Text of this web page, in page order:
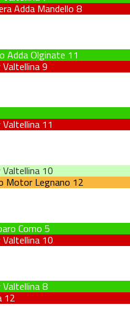
Adda Mandello 8
Adda Olginate 11
9
11
10
Motor Legnano 12
Como 5
10
8
12